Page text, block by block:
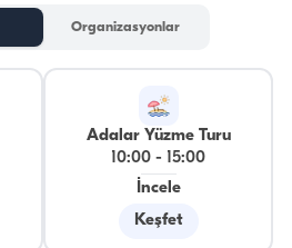
Organizasyonlar
Adalar Yüzme Turu
10:00 -
15:00
İncele
Keşfet